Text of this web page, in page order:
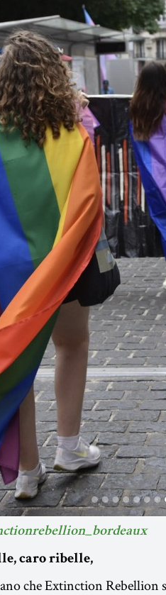
caro ribelle,
che Extinction Rebellion